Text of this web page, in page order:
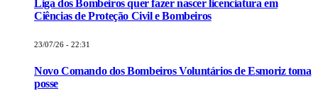
Liga dos Bombeiros quer fazer nascer licenciatura em
Ciências de Proteção Civil e Bombeiros
23/07/26 - 22:31
Novo Comando dos Bombeiros Voluntários de Esmoriz toma
posse